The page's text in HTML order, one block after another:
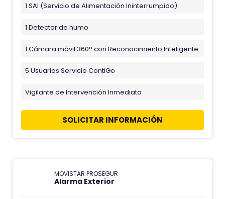
1 SAI (Servicio de Alimentación Ininterrumpido)
1 Detector de humo
1 Cámara móvil 360° con Reconocimiento Inteligente
5 Usuarios Servicio ContiGo
Vigilante de Intervención Inmediata
SOLICITAR INFORMACIÓN
MOVISTAR PROSEGUR
Alarma Exterior